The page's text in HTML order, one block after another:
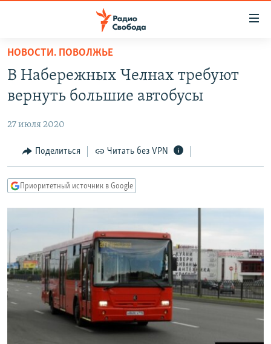
упрощенного
доступа
основному
Вернутся
главной
навигации
Вернутся
поиску
ПРОГРАММЫ
ПОДКАСТЫ
АВТОРСКИЕ ПРОЕКТЫ
ЦИТАТЫ СВОБОДЫ
МНЕНИЯ
IDEL.РЕАЛИИ
КАВКАЗ.РЕАЛИИ
СЕВЕР.РЕАЛИИ
СИБИРЬ.РЕАЛИИ
РАСПИСАНИЕ ВЕЩАНИЯ
ПОДПИШИТЕСЬ НА РАССЫЛКУ
НОВОСТИ. ПОВОЛЖЬЕ
В Набережных Челнах требуют
вернуть большие автобусы
27 июля 2020
Поделиться Читать без VPN
Приоритетный источник в Google